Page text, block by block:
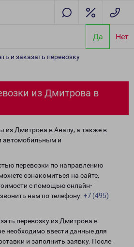
Да Нет
и заказать перевозку
из Дмитрова в
из Дмитрова в Анапу, а также в
автомобильным и
перевозки по направлению
ознакомиться на сайте,
с помощью онлайн-
нам по телефону: +7 (495)
перевозку из Дмитрова в
необходимо ввести данные для
и заполнить заявку. После